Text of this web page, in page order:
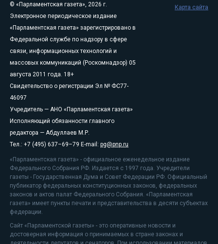
© «Парламентская газета», 2026 г.
Электронное периодическое издание
«Парламентская газета» зарегистрировано в
Федеральной службе по надзору в сфере
связи, информационных технологий и
массовых коммуникаций (Роскомнадзор) 05
августа 2011 года. 18+
Свидетельство о регистрации Эл № ФС77-
46097
Учредитель — АНО «Парламентская газета»
Исполняющий обязанности главного
редактора — Абдуллаев М.Р.
Тел.: +7 (495) 637–69–79 E-mail: pg@pnp.ru
«Парламентская газета» - официальное еженедельное издание
Федерального Собрания РФ. Издается с 1997 года. Учредители
газеты - Государственная Дума и Совет Федерации РФ. Официальный
публикатор федеральных конституционных законов, федеральных
законов и актов палат Федерального Собрания. «Парламентская
газета» имеет пункты печати и представительства в десяти субъектах
федерации.
Сайт «Парламентской газеты» - это оперативные новости и
достоверная информация о принимаемых в стране законах и
Карта сайта